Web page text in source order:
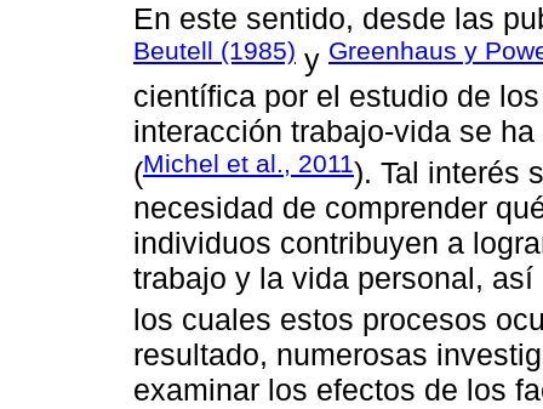
En este sentido, desde las
Beutell (1985) y Greenhaus y
científica por el estudio de
interacción trabajo-vida se
(Michel et al., 2011). Tal interés
necesidad de comprender
individuos contribuyen a
trabajo y la vida personal,
los cuales estos procesos
resultado, numerosas
examinar los efectos de los